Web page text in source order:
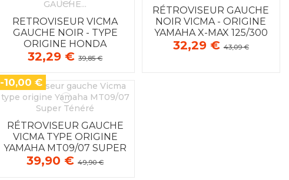
RETROVISEUR VICMA
GAUCHE NOIR - TYPE
ORIGINE HONDA
CROSSRUNNER 800
32,29 €39,85 €
RÉTROVISEUR GAUCHE
NOIR VICMA - ORIGINE
YAMAHA X-MAX 125/300
32,29 €43,09 €
-10,00 €
RÉTROVISEUR GAUCHE
VICMA TYPE ORIGINE
YAMAHA MT09/07 SUPER
TÉNÉRÉ
39,90 €49,90 €